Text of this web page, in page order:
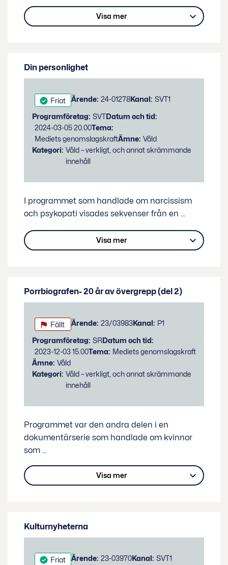
Visa mer
Din personlighet
Status:Friat Ärende: 24-01278Kanal: SVT1
Programföretag: SVTDatum och tid:
2024-03-05 20.00Tema:
Mediets genomslagskraftÄmne: Våld
Kategori: Våld – verkligt, och annat skrämmande
innehåll
I programmet som handlade om narcissism
och psykopati visades sekvenser från en ...
Visa mer
Porrbiografen- 20 år av övergrepp (del 2)
Status:Fällt Ärende: 23/03983Kanal: P1
Programföretag: SRDatum och tid:
2023-12-03 15.00Tema: Mediets genomslagskraft
Ämne: Våld
Kategori: Våld – verkligt, och annat skrämmande
innehåll
Programmet var den andra delen i en
dokumentärserie som handlade om kvinnor
som ...
Visa mer
Kulturnyheterna
Status:Friat Ärende: 23-03970Kanal: SVT1